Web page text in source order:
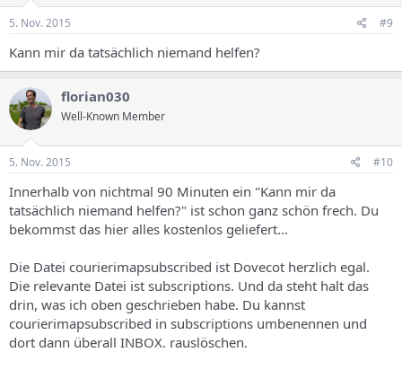
5. Nov. 2015 #9
Kann mir da tatsächlich niemand helfen?
florian030
Well-Known Member
5. Nov. 2015 #10
Innerhalb von nichtmal 90 Minuten ein "Kann mir da
tatsächlich niemand helfen?" ist schon ganz schön frech. Du
bekommst das hier alles kostenlos geliefert...
Die Datei courierimapsubscribed ist Dovecot herzlich egal.
Die relevante Datei ist subscriptions. Und da steht halt das
drin, was ich oben geschrieben habe. Du kannst
courierimapsubscribed in subscriptions umbenennen und
dort dann überall INBOX. rauslöschen.